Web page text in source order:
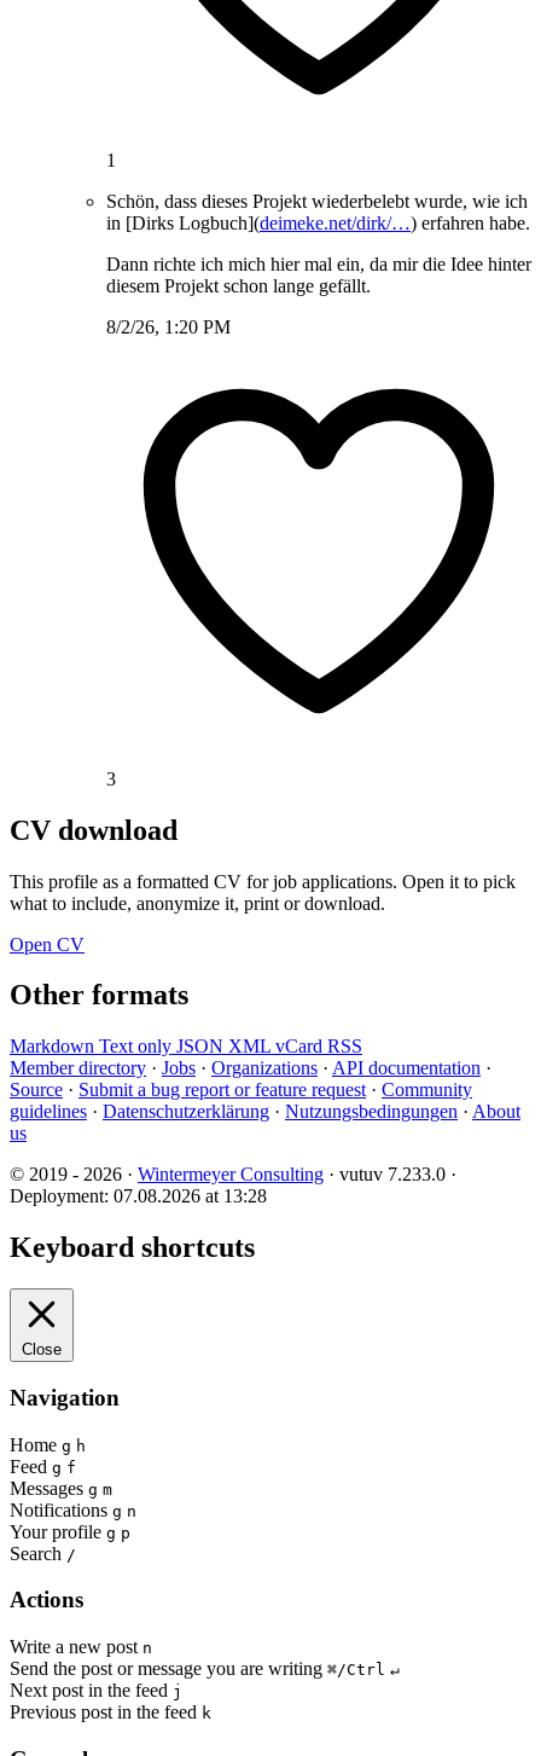
1
Schön, dass dieses Projekt wiederbelebt wurde, wie ich
in [Dirks Logbuch](deimeke.net/dirk/…) erfahren habe.
Dann richte ich mich hier mal ein, da mir die Idee hinter
diesem Projekt schon lange gefällt.
8/2/26, 1:20 PM
3
CV download
This profile as a formatted CV for job applications. Open it to pick
what to include, anonymize it, print or download.
Open CV
Other formats
Markdown Text only JSON XML vCard RSS
Member directory · Jobs · Organizations · API documentation ·
Source · Submit a bug report or feature request · Community
guidelines · Datenschutzerklärung · Nutzungsbedingungen · About
us
© 2019 - 2026 · Wintermeyer Consulting · vutuv 7.233.0 ·
Deployment: 07.08.2026 at 13:28
Keyboard shortcuts
Close
Navigation
Home g h
Feed g f
Messages g m
Notifications g n
Your profile g p
Search /
Actions
Write a new post n
Send the post or message you are writing ⌘/Ctrl ↵
Next post in the feed j
Previous post in the feed k